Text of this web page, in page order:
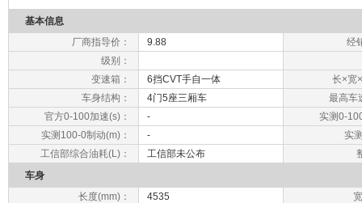
基本信息
厂商指导价：
9.88
经
级别：
变速箱：
6挡CVT手自一体
长×宽
车身结构：
4门5座三厢车
最高车
官方0-100加速(s)：
-
实测0-
实测100-0制动(m)：
-
实
工信部综合油耗(L)：
工信部未公布
车身
长度(mm)：
4535